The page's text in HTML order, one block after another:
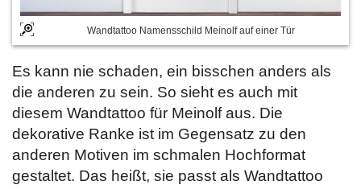
Wandtattoo Namensschild Meinolf auf einer Tür
Es kann nie schaden, ein bisschen anders als
die anderen zu sein. So sieht es auch mit
diesem Wandtattoo für Meinolf aus. Die
dekorative Ranke ist im Gegensatz zu den
anderen Motiven im schmalen Hochformat
gestaltet. Das heißt, sie passt als Wandtattoo